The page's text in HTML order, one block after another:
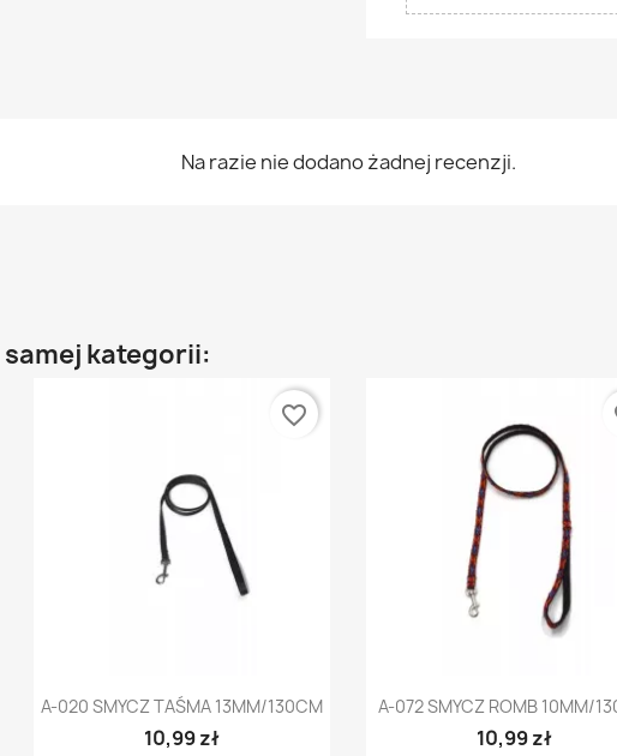
Na razie nie dodano żadnej recenzji.
kategorii:
Szybki podgląd
A-020 SMYCZ TAŚMA 13MM/130CM
10,99 zł
favorite_border
Szybki podgląd
A-072 SMYCZ ROMB 10MM/
10,99 zł